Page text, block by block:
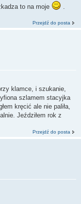
to na moje
Przejdź do posta
klamce, i szukanie,
szlamem stacyjka
kręcić ale nie paliła,
Jeździłem rok z
Przejdź do posta